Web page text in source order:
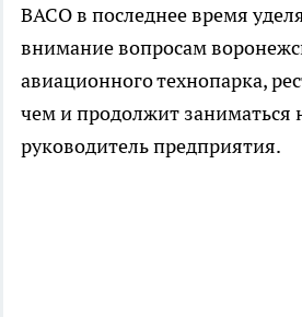
ВАСО в последнее время
внимание вопросам
авиационного технопарка,
чем и продолжит заниматься
руководитель предприятия.